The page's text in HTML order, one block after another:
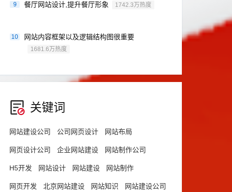
9 餐厅网站设计,提升餐厅形象 1742.3万热度
10 网站内容框架以及逻辑结构图很重要
1681.6万热度
关键词
网站建设公司 公司网页设计 网站布局
网页设计公司 企业网站建设 网站制作公司
H5开发 网站设计 网站建设 网站制作
网页开发 北京网站建设 网站知识 网站建设公司